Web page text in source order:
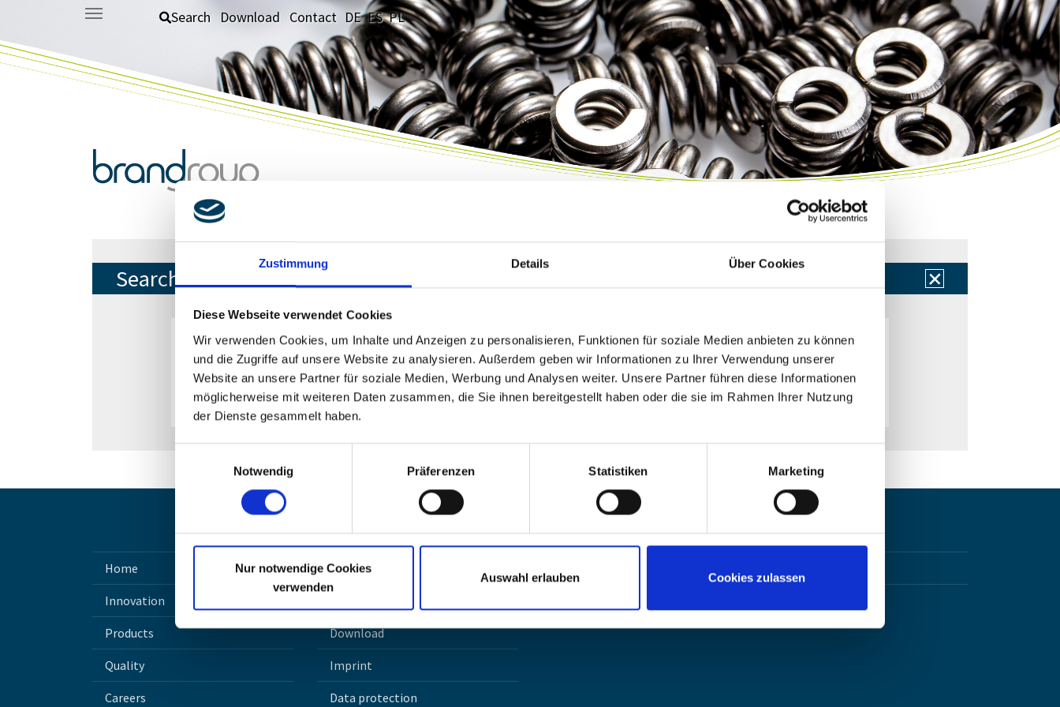
Zustimmung Details Über Cookies
Diese Webseite verwendet Cookies
Wir verwenden Cookies, um Inhalte und Anzeigen zu personalisieren, Funktionen für soziale Medien anbieten zu können
und die Zugriffe auf unsere Website zu analysieren. Außerdem geben wir Informationen zu Ihrer Verwendung unserer
Website an unsere Partner für soziale Medien, Werbung und Analysen weiter. Unsere Partner führen diese Informationen
möglicherweise mit weiteren Daten zusammen, die Sie ihnen bereitgestellt haben oder die sie im Rahmen Ihrer Nutzung
der Dienste gesammelt haben.
Notwendig
Präferenzen Statistiken Marketing
Nur notwendige Cookies
verwenden
Auswahl erlauben Cookies zulassen
Skip to main content Search Download Contact DE ES PL
Search
Suchbegriff
Zeige diesen Text an, wenn kein Filter und noch kein Suchwort angegeben wurde.
Home
Innovation
Products
Quality
Careers
Contact
Download
Imprint
Data protection
FacebookInstagram
LinkedIn
Xing